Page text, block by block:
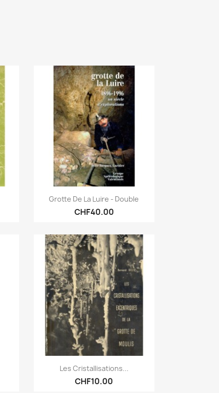
Quick view
Grotte De La Luire - Double
CHF40.00
Quick view
Les Cristallisations...
CHF10.00